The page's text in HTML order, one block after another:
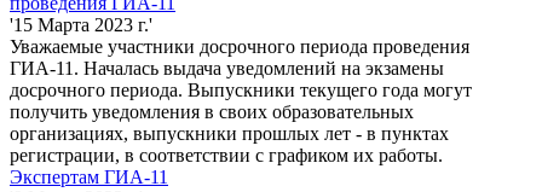
'15 Марта 2023 г.'
Уважаемые участники досрочного периода проведения
ГИА-11. Началась выдача уведомлений на экзамены
досрочного периода. Выпускники текущего года могут
получить уведомления в своих образовательных
организациях, выпускники прошлых лет - в пунктах
регистрации, в соответствии с графиком их работы.
Экспертам ГИА-11